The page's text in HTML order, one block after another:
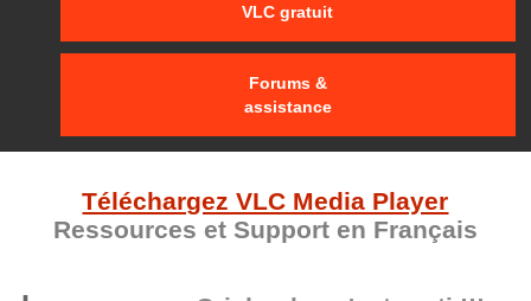
VLC gratuit
Forums &
assistance
Téléchargez VLC Media Player
Ressources et Support en Français